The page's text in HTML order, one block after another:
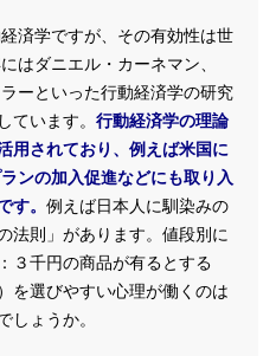
済学ですが、その有効性は世
はダニエル・カーネマン、
ーといった行動経済学の研究
ています。 行動経済学の理論
用されており、例えば米国に
ンの加入促進などにも取り入
す。 例えば日本人に馴染みの
法則」があります。値段別に
３千円の商品が有るとする
を選びやすい心理が働くのは
しょうか。